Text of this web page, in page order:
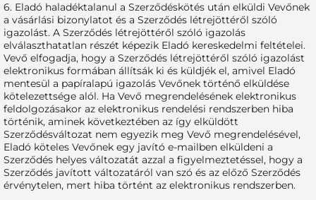
6. Eladó haladéktalanul a Szerződéskötés után elküldi Vevőnek
a vásárlási bizonylatot és a Szerződés létrejöttéről szóló
igazolást. A Szerződés létrejöttéről szóló igazolás
elválaszthatatlan részét képezik Eladó kereskedelmi feltételei.
Vevő elfogadja, hogy a Szerződés létrejöttéről szóló igazolást
elektronikus formában állítsák ki és küldjék el, amivel Eladó
mentesül a papíralapú igazolás Vevőnek történő elküldése
kötelezettsége alól. Ha Vevő megrendelésének elektronikus
feldolgozásakor az elektronikus rendelési rendszerben hiba
történik, aminek következtében az így elküldött
Szerződésváltozat nem egyezik meg Vevő megrendelésével,
Eladó köteles Vevőnek egy javító e-mailben elküldeni a
Szerződés helyes változatát azzal a figyelmeztetéssel, hogy a
Szerződés javított változatáról van szó és az előző Szerződés
érvénytelen, mert hiba történt az elektronikus rendszerben.